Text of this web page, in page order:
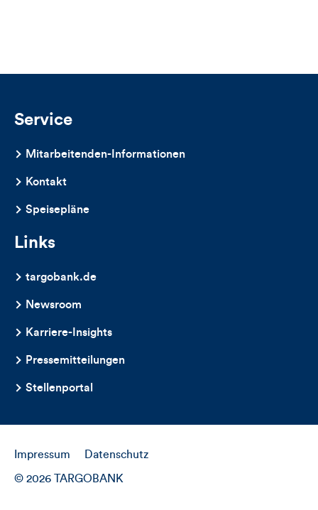
Kommentare
dieses
Artikels
Service
Mitarbeitenden-Informationen
Kontakt
Speisepläne
Links
targobank.de
Newsroom
Karriere-Insights
Pressemitteilungen
Stellenportal
Impressum Datenschutz
© 2026 TARGOBANK